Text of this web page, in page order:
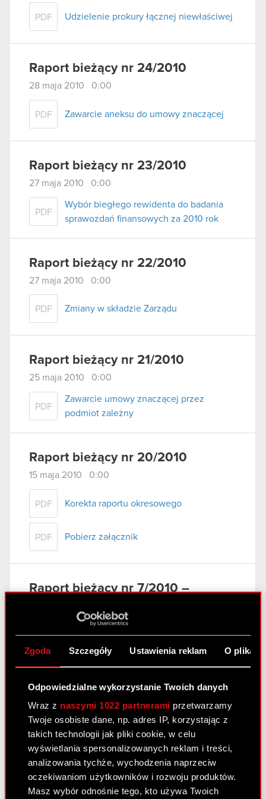
Zgoda Szczegóły Ustawienia reklam O
Odpowiedzialne wykorzystanie Twoich danych
Wraz z naszymi 1022 partnerami przetwarzamy
Twoje osobiste dane, np. adres IP, korzystając z
takich technologii jak pliki cookie, w celu
wyświetlania spersonalizowanych reklam i treści,
analizowania tychże, wychodzenia naprzeciw
oczekiwaniom użytkowników i rozwoju produktów.
Masz wybór odnośnie tego, kto używa Twoich
PDF Udzielenie prokury łącznej niewłaściwej
Raport bieżący nr 24/2010
28 maja 2010 0:00
PDF Zawarcie aneksu do umowy znaczącej
Raport bieżący nr 23/2010
27 maja 2010 0:00
PDF
Wybór biegłego rewidenta do badania
sprawozdań finansowych za 2010 rok
Raport bieżący nr 22/2010
27 maja 2010 0:00
PDF Zmiany w składzie Zarządu
Raport bieżący nr 21/2010
25 maja 2010 0:00
PDF
Zawarcie umowy znaczącej przez
podmiot zależny
Raport bieżący nr 20/2010
15 maja 2010 0:00
PDF Korekta raportu okresowego
PDF Pobierz załącznik
Raport bieżący nr 7/2010 –
13 maja 2010 0:00
PDF
okresowych w 2010 roku - korekta
Raport bieżący nr 19/2010
13 maja 2010 0:00
PDF
Zwiększenie zaangażowania
kapitałowego w Spółce